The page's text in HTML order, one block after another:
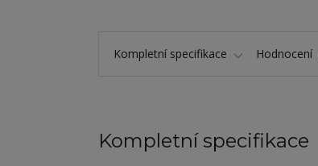
Kompletní specifikace Hodnocení
Kompletní specifikace